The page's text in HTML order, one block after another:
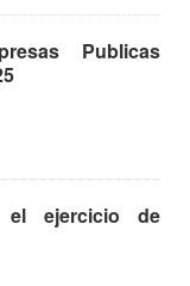
Publicas
el ejercicio de